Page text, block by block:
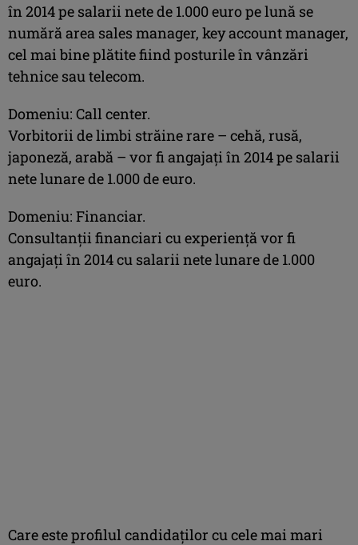
în 2014 pe salarii nete de 1.000 euro pe lună se
numără area sales manager, key account manager,
cel mai bine plătite fiind posturile în vânzări
tehnice sau telecom.
Domeniu: Call center.
Vorbitorii de limbi străine rare – cehă, rusă,
japoneză, arabă – vor fi angajaţi în 2014 pe salarii
nete lunare de 1.000 de euro.
Domeniu: Financiar.
Consultanţii financiari cu experienţă vor fi
angajaţi în 2014 cu salarii nete lunare de 1.000
euro.
Care este profilul candidaţilor cu cele mai mari